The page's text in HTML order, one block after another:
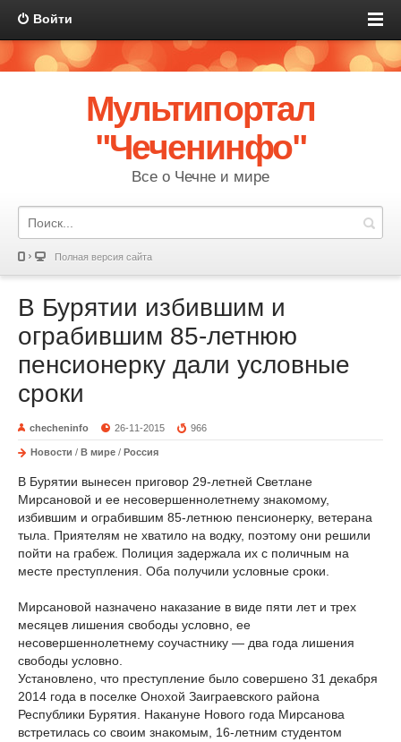
Войти
Мультипортал
"Чеченинфо"
Все о Чечне и мире
Полная версия сайта
В Бурятии избившим и
ограбившим 85-летнюю
пенсионерку дали условные
сроки
checheninfo 26-11-2015 966
Новости / В мире / Россия
В Бурятии вынесен приговор 29-летней Светлане
Мирсановой и ее несовершеннолетнему знакомому,
избившим и ограбившим 85-летнюю пенсионерку, ветерана
тыла. Приятелям не хватило на водку, поэтому они решили
пойти на грабеж. Полиция задержала их с поличным на
месте преступления. Оба получили условные сроки.
Мирсановой назначено наказание в виде пяти лет и трех
месяцев лишения свободы условно, ее
несовершеннолетнему соучастнику — два года лишения
свободы условно.
Установлено, что преступление было совершено 31 декабря
2014 года в поселке Онохой Заиграевского района
Республики Бурятия. Накануне Нового года Мирсанова
встретилась со своим знакомым, 16-летним студентом